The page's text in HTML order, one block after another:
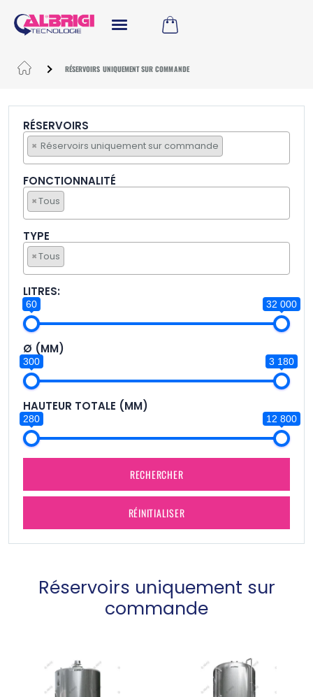
RÉSERVOIRS UNIQUEMENT SUR COMMANDE
RÉSERVOIRS
× Réservoirs uniquement sur commande
FONCTIONNALITÉ
×Tous
TYPE
×Tous
LITRES:
60 32 000
Ø (MM)
300 3 180
HAUTEUR TOTALE (MM)
280 12 800
RECHERCHER
RÉINITIALISER
Réservoirs uniquement sur
commande